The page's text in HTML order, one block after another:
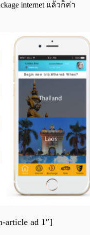
internet แล้วก็ค่า
article ad 1″]